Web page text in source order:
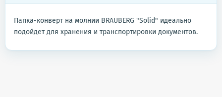
Папка-конверт на молнии BRAUBERG "Solid" идеально
подойдет для хранения и транспортировки документов.